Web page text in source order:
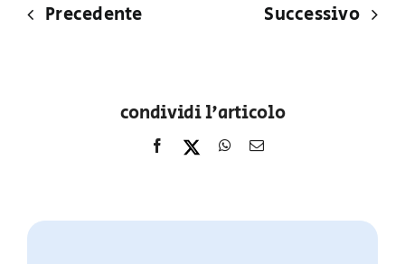
Precedente Successivo
condividi l'articolo